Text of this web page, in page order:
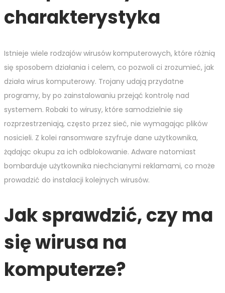
charakterystyka
Istnieje wiele rodzajów wirusów komputerowych, które różnią
się sposobem działania i celem, co pozwoli ci zrozumieć, jak
działa wirus komputerowy. Trojany udają przydatne
programy, by po zainstalowaniu przejąć kontrolę nad
systemem. Robaki to wirusy, które samodzielnie się
rozprzestrzeniają, często przez sieć, nie wymagając plików
nosicieli. Z kolei ransomware szyfruje dane użytkownika,
żądając okupu za ich odblokowanie. Adware natomiast
bombarduje użytkownika niechcianymi reklamami, co może
prowadzić do instalacji kolejnych wirusów.
Jak sprawdzić, czy ma
się wirusa na
komputerze?